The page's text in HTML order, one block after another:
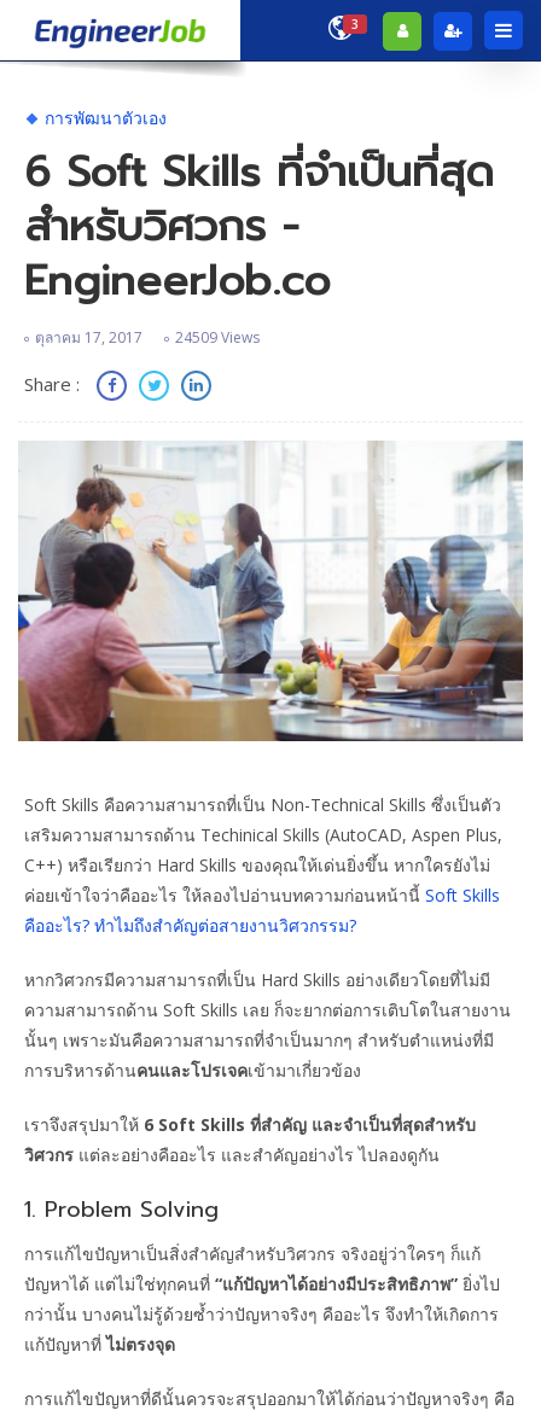
3
การพัฒนาตัวเอง
6 Soft Skills ที่จำเป็นที่สุด
สำหรับวิศวกร -
EngineerJob.co
ตุลาคม 17, 2017 24509 Views
Share :
Soft Skills คือความสามารถที่เป็น Non-Technical Skills ซึ่งเป็นตัว
เสริมความสามารถด้าน Techinical Skills (AutoCAD, Aspen Plus,
C++) หรือเรียกว่า Hard Skills ของคุณให้เด่นยิ่งขึ้น หากใครยังไม่
ค่อยเข้าใจว่าคืออะไร ให้ลองไปอ่านบทความก่อนหน้านี้ Soft Skills
คืออะไร? ทำไมถึงสำคัญต่อสายงานวิศวกรรม?
หากวิศวกรมีความสามารถที่เป็น Hard Skills อย่างเดียวโดยที่ไม่มี
ความสามารถด้าน Soft Skills เลย ก็จะยากต่อการเติบโตในสายงาน
นั้นๆ เพราะมันคือความสามารถที่จำเป็นมากๆ สำหรับตำแหน่งที่มี
การบริหารด้านคนและโปรเจคเข้ามาเกี่ยวข้อง
เราจึงสรุปมาให้ 6 Soft Skills ที่สำคัญ และจำเป็นที่สุดสำหรับ
วิศวกร แต่ละอย่างคืออะไร และสำคัญอย่างไร ไปลองดูกัน
1. Problem Solving
การแก้ไขปัญหาเป็นสิ่งสำคัญสำหรับวิศวกร จริงอยู่ว่าใครๆ ก็แก้
ปัญหาได้ แต่ไม่ใช่ทุกคนที่ “แก้ปัญหาได้อย่างมีประสิทธิภาพ” ยิ่งไป
กว่านั้น บางคนไม่รู้ด้วยซ้ำว่าปัญหาจริงๆ คืออะไร จึงทำให้เกิดการ
แก้ปัญหาที่ไม่ตรงจุด
การแก้ไขปัญหาที่ดีนั้นควรจะสรุปออกมาให้ได้ก่อนว่าปัญหาจริงๆ คือ